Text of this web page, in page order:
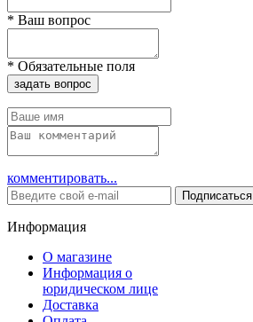
* Ваш вопрос
* Обязательные поля
задать вопрос
комментировать...
Подписаться
Информация
О магазине
Информация о
юридическом лице
Доставка